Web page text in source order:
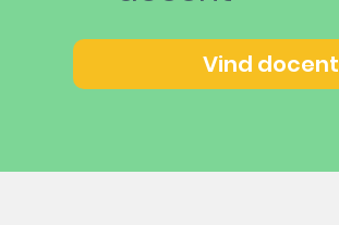
Vind docent